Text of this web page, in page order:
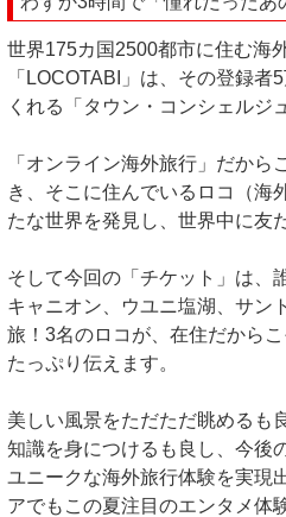
世界175カ国2500都市に住む海
「LOCOTABI」は、その登録者
くれる「タウン・コンシェルジ
「オンライン海外旅行」だか
き、そこに住んでいるロコ（海
たな世界を発見し、世界中に友
そして今回の「チケット」は、
キャニオン、ウユニ塩湖、サン
旅！3名のロコが、在住だから
たっぷり伝えます。
美しい風景をただただ眺めるも
知識を身につけるも良し、今後
ユニークな海外旅行体験を実現
アでもこの夏注目のエンタメ体